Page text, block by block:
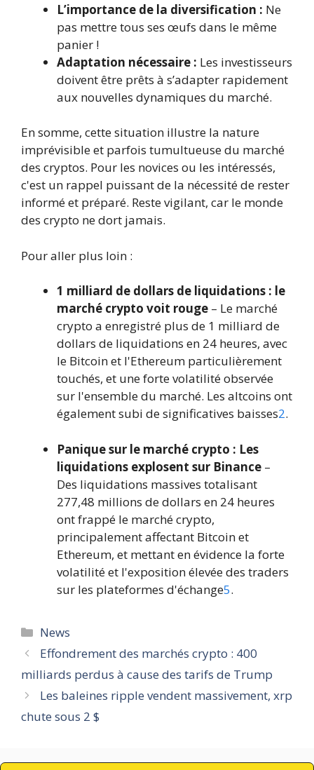
L’importance de la diversification : Ne
pas mettre tous ses œufs dans le même
panier !
Adaptation nécessaire : Les investisseurs
doivent être prêts à s’adapter rapidement
aux nouvelles dynamiques du marché.
En somme, cette situation illustre la nature
imprévisible et parfois tumultueuse du marché
des cryptos. Pour les novices ou les intéressés,
c'est un rappel puissant de la nécessité de rester
informé et préparé. Reste vigilant, car le monde
des crypto ne dort jamais.
Pour aller plus loin :
1 milliard de dollars de liquidations : le
marché crypto voit rouge – Le marché
crypto a enregistré plus de 1 milliard de
dollars de liquidations en 24 heures, avec
le Bitcoin et l'Ethereum particulièrement
touchés, et une forte volatilité observée
sur l'ensemble du marché. Les altcoins ont
également subi de significatives baisses2.
Panique sur le marché crypto : Les
liquidations explosent sur Binance –
Des liquidations massives totalisant
277,48 millions de dollars en 24 heures
ont frappé le marché crypto,
principalement affectant Bitcoin et
Ethereum, et mettant en évidence la forte
volatilité et l'exposition élevée des traders
sur les plateformes d'échange5.
Catégories
News
Effondrement des marchés crypto : 400
milliards perdus à cause des tarifs de Trump
Les baleines ripple vendent massivement, xrp
chute sous 2 $